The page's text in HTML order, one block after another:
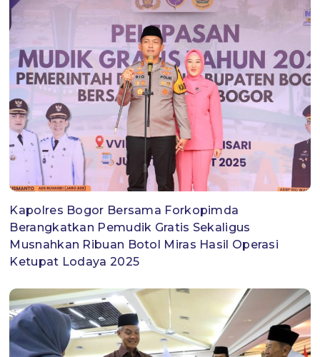
Kapolres Bogor Bersama Forkopimda
Berangkatkan Pemudik Gratis Sekaligus
Musnahkan Ribuan Botol Miras Hasil Operasi
Ketupat Lodaya 2025